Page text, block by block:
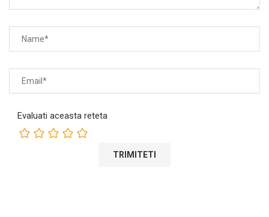
Evaluati aceasta reteta